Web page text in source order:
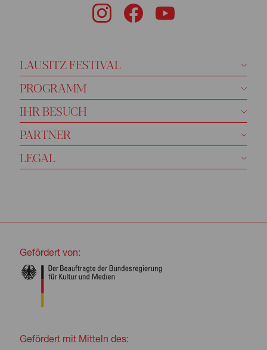
LAUSITZ FESTIVAL
PROGRAMM
IHR BESUCH
PARTNER
LEGAL
Gefördert von:
Gefördert mit Mitteln des: